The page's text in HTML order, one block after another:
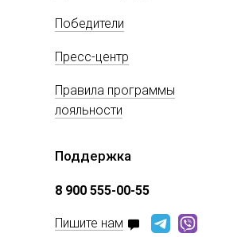
Победители
Пресс-центр
Правила программы
лояльности
Поддержка
8 900 555-00-55
Пишите нам